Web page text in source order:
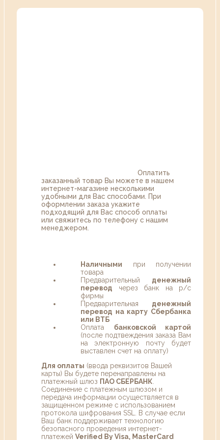
Оплатить
заказанный товар Вы можете в нашем
интернет-магазине несколькими
удобными для Вас способами. При
оформлении заказа укажите
подходящий для Вас способ оплаты
или свяжитесь по телефону с нашим
менеджером.
Наличными при получении
товара
Предварительный денежный
перевод через банк на р/с
фирмы
Предварительная денежный
перевод на карту Сбербанка
или ВТБ
Оплата банковской картой
(после подтвеждения заказа Вам
на электронную почту будет
выставлен счет на оплату)
Для оплаты (ввода реквизитов Вашей
карты) Вы будете перенаправлены на
платежный шлюз ПАО СБЕРБАНК
Соединение с платежным шлюзом и
передача информации осуществляется в
защищенном режиме с использованием
протокола шифрования SSL. В случае если
Ваш банк поддерживает технологию
безопасного проведения интернет-
платежей Verified By Visa, MasterCard